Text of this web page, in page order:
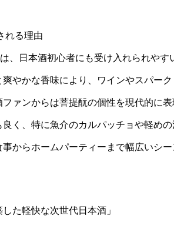
れる理由
、日本酒初心者にも受け入れられやす
やかな香味により、ワインやスパー
ァンからは菩提酛の個性を現代的に表
く、特に魚介のカルパッチョや軽め
事からホームパーティーまで幅広いシ
した軽快な次世代日本酒」